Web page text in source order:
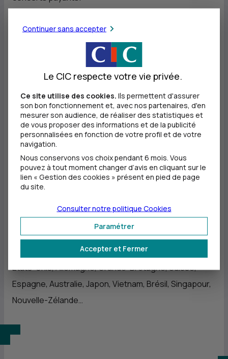
concerts au Théâtre du Jeu de Paume, 6 concerts au
conservatoire Darius-Milhaud.
7 000 spectateurs autour des 55 manifestations
offertes dans le cadre d’un « Festival en partage » :
salons de musique, master-classes, rencontres…
1 concert à la cathédrale Saint-Sauveur, 4 concerts en
région : Veynes, Apt, Forcalquier, Pourrières. Près de
1 020 artistes invités pour 1 677 nuitées.
Répartition géographique du public 2023 :
Aix-en-Provence 42 %
PACA 12 %
France (hors PACA) 20 %
Etats-Unis, Allemagne, Grande-Bretagne, Suisse,
Espagne, Australie, Japon, Vietnam, Brésil, Singapour,
Nouvelle-Zélande…
Continuer sans accepter
Le CIC respecte votre vie privée.
Ce site utilise des cookies. Ils permettent d'assurer
son bon fonctionnement et, avec nos partenaires, d'en
mesurer son audience, de réaliser des statistiques et
de vous proposer des informations et de la publicité
personnalisées en fonction de votre profil et de votre
navigation.
Nous conservons vos choix pendant 6 mois. Vous
pouvez à tout moment changer d’avis en cliquant sur le
lien « Gestion des cookies » présent en pied de page
du site.
Accepter et Fermer
Paramétrer
Consulter notre politique Cookies